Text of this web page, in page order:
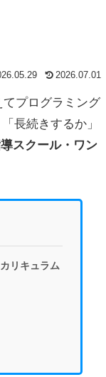
2026.07.01
プログラミング
長続きするか」
スクール・ワン
リキュラム